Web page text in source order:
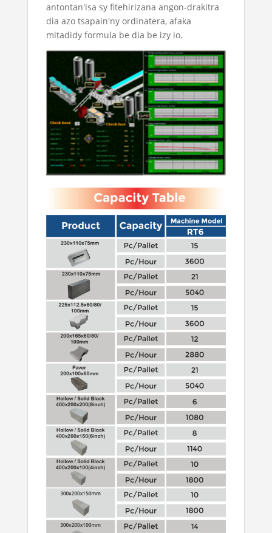
antontan'isa sy fitehirizana angon-drakitra
dia azo tsapain'ny ordinatera, afaka
mitadidy formula be dia be izy io.